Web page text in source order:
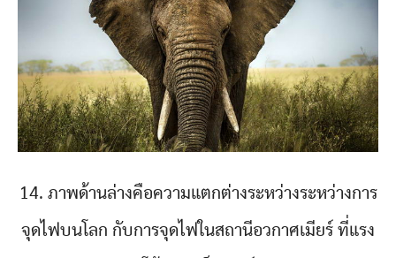
14. ภาพด้านล่างคือความแตกต่างระหว่างระหว่างการ
จุดไฟบนโลก กับการจุดไฟในสถานีอวกาศเมียร์ ที่แรง